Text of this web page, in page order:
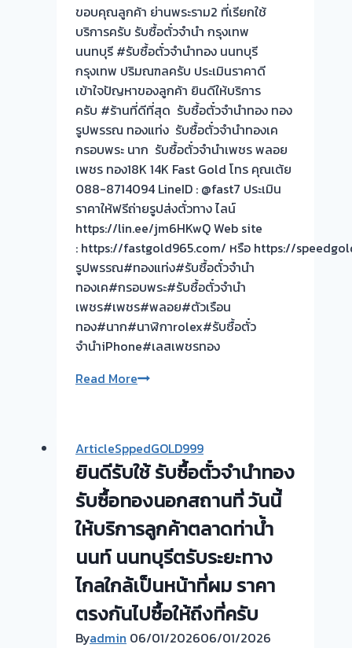
ถึงที่
ประเมิน
ราคา
ฟรี
ไม่มี
ค่า
ใช้
จ่าย!
ถึง
โรง
จำนำ
ร้าน
ทอง
จ่าย
สด
ทันที
ไม่
ต้อง
รอ
จบไว
📌
ขอบคุณลูกค้า ย่านพระราม2 ที่เรียกใช้
บริการครับ รับซื้อตั๋วจำนำ กรุงเทพ
นนทบุรี #รับซื้อตั๋วจำนำทอง นนทบุรี
กรุงเทพ ปริมณฑลครับ ประเมินราคาดี
เข้าใจปัญหาของลูกค้า ยินดีให้บริการ
ครับ #ร้านที่ดีที่สุด รับซื้อตั๋วจำนำทอง ทอง
รูปพรรณ ทองแท่ง รับซื้อตั๋วจำนำทองเค
กรอบพระ นาก รับซื้อตั๋วจำนำเพชร พลอย
เพชร ทอง18K 14K Fast Gold โทร คุณเต้ย
088-8714094 LineID : @fast7 ประเมิน
ราคาให้ฟรีถ่ายรูปส่งตั๋วทาง ไลน์
https://lin.ee/jm6HKwQ Web site
: https://fastgold965.com/ หรือ https://
รูปพรรณ#ทองแท่ง#รับซื้อตั๋วจำนำ
ทองเค#กรอบพระ#รับซื้อตั๋วจำนำ
เพชร#เพชร#พลอย#ตัวเรือน
ทอง#นาก#นาฬิกาrolex#รับซื้อตั๋ว
จำนำiPhone#เลสเพชรทอง
Read Moreขอบคุณ
ที่
เรียก
ใช้
ครับ
รับ
ซื้อ
ตั๋ว
จำนำ
กรุงเทพ
ArticleSppedGOLD999
ยินดีรับใช้ รับซื้อตั๋วจำนำทอง
รับซื้อทองนอกสถานที่ วันนี้
ให้บริการลูกค้าตลาดท่าน้ำ
นนท์ นนทบุรีตรับระยะทาง
ไกลใกล้เป็นหน้าที่ผม ราคา
ตรงกันไปซื้อให้ถึงที่ครับ
Byadmin 06/01/202606/01/2026